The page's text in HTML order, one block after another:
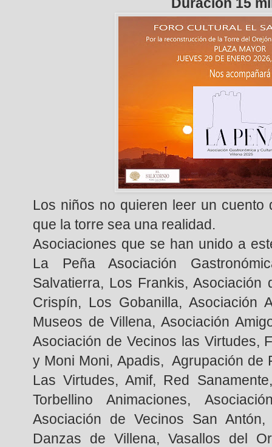
Los niños no quieren leer un cuento
que la torre sea una realidad.
Asociaciones que se han unido a
La Peña Asociación
Salvatierra, Los Frankis, Asociación
Crispín, Los Gobanilla, Asociación
Museos de Villena, Asociación
Asociación de Vecinos las Virtudes,
y Moni Moni, Apadis, Agrupación de
Las Virtudes, Amif, Red
Torbellino Animaciones,
Asociación de Vecinos San
Danzas de Villena, Vasallos del